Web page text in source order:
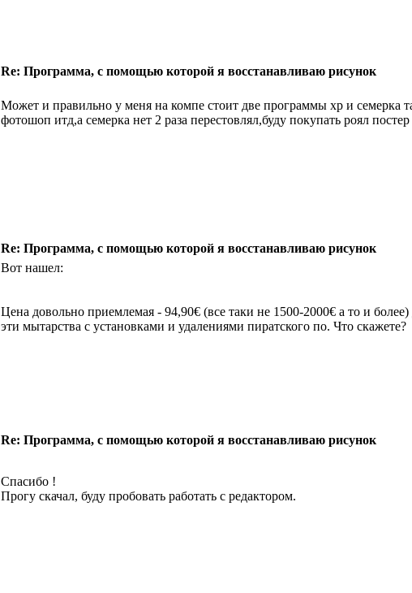
Re: Программа, с помощью которой я восстанавливаю рисунок
Может и правильно у меня на компе стоит две программы xp и семерка
фотошоп итд,а семерка нет 2 раза перестовлял,буду покупать роял
Re: Программа, с помощью которой я восстанавливаю рисунок
Вот нашел:
Цена довольно приемлемая - 94,90€ (все таки не 1500-2000€ а то и
эти мытарства с установками и удалениями пиратского по. Что скажете?
Re: Программа, с помощью которой я восстанавливаю рисунок
Спасибо !
Прогу скачал, буду пробовать работать с редактором.